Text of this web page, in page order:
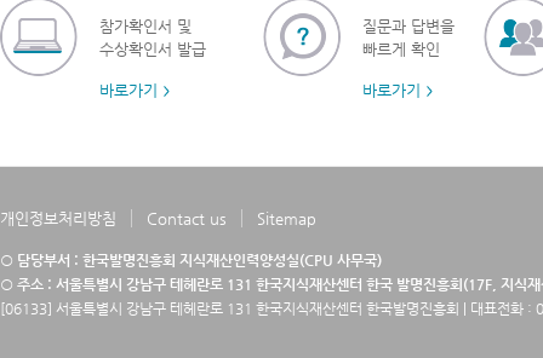
참가확인서 및
수상확인서 발급
바로가기
질문과 답변을
빠르게 확인
바로가기
개인정보처리방침 Contact us Sitemap
○ 담당부서 : 한국발명진흥회 지식재산인력양성실(CPU 사무국)
○ 주소 : 서울특별시 강남구 테헤란로 131 한국지식재산센터 한국 발명진흥회(17F, 지식
[06133] 서울특별시 강남구 테헤란로 131 한국지식재산센터 한국발명진흥회 | 대표전화